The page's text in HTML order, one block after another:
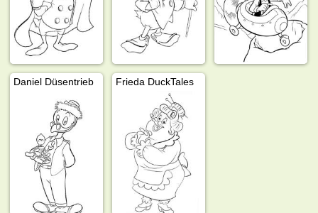
Daniel Düsentrieb Frieda DuckTales